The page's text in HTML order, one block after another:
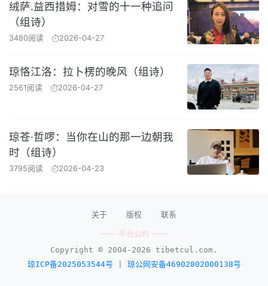
绒萨.益西措姆：对雪的十一种追问
（组诗）
3480阅读 2026-04-27
琼恪江洛：拉卜楞的晚风（组诗）
2561阅读 2026-04-27
琼苍·哲啰：当你在山的那一边朝我
时（组诗）
3795阅读 2026-04-23
关于 版权 联系
—— 平台公约 ——
Copyright © 2004-2026 tibetcul.com.
琼ICP备2025053544号
琼公网安备46902802000138号